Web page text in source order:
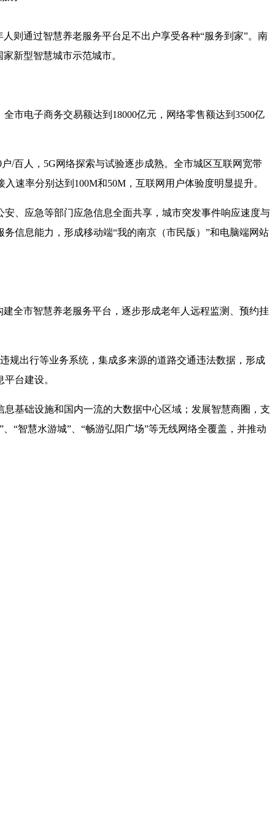
通过智慧养老服务平台足不出户享受各种“服务到家”。南
新型智慧城市示范城市。
电子商务交易额达到18000亿元，网络零售额达到3500亿
百人，5G网络探索与试验逐步成熟。全市城区互联网宽带
速率分别达到100M和50M，互联网用户体验度明显提升。
、应急等部门应急信息全面共享，城市突发事件响应速度与
信息能力，形成移动端“我的南京（市民版）”和电脑端网站
全市智慧养老服务平台，逐步形成老年人远程监测、预约挂
出行等业务系统，集成多来源的道路交通违法数据，形成
台建设。
基础设施和国内一流的大数据中心区域；发展智慧商圈，支
“智慧水游城”、“畅游弘阳广场”等无线网络全覆盖，并推动